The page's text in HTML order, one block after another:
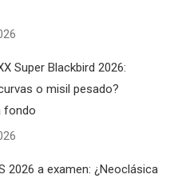
Super Blackbird 2026:
o misil pesado?
fondo
2026 a examen: ¿Neoclásica